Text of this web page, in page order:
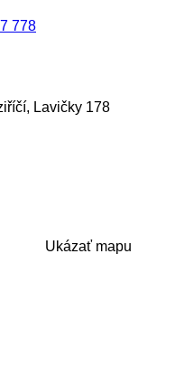
778
Lavičky 178
Ukázať mapu